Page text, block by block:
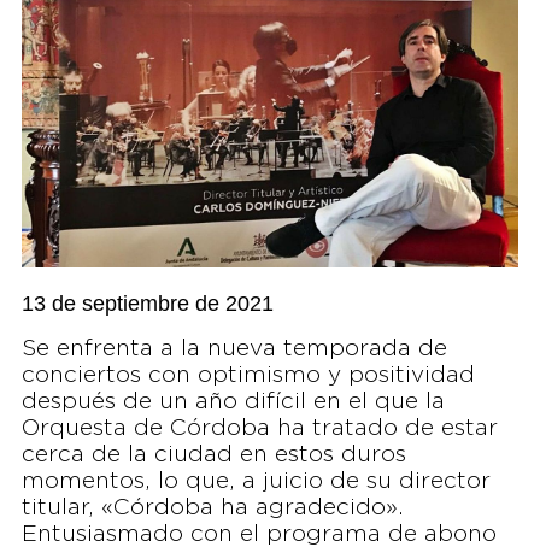
13 de septiembre de 2021
Se enfrenta a la nueva temporada de
conciertos con optimismo y positividad
después de un año difícil en el que la
Orquesta de Córdoba ha tratado de estar
cerca de la ciudad en estos duros
momentos, lo que, a juicio de su director
titular, «Córdoba ha agradecido».
Entusiasmado con el programa de abono